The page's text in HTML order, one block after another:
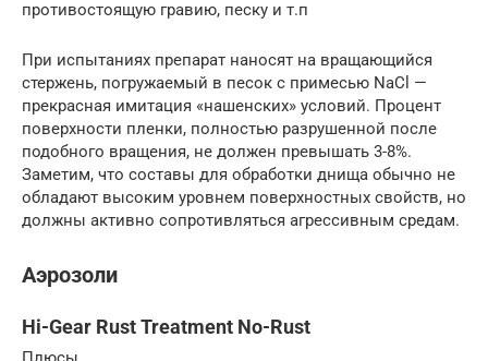
противостоящую гравию, песку и т.п
При испытаниях препарат наносят на вращающийся
стержень, погружаемый в песок с примесью NaCl —
прекрасная имитация «нашенских» условий. Процент
поверхности пленки, полностью разрушенной после
подобного вращения, не должен превышать 3-8%.
Заметим, что составы для обработки днища обычно не
обладают высоким уровнем поверхностных свойств, но
должны активно сопротивляться агрессивным средам.
Аэрозоли
Hi-Gear Rust Treatment No-Rust